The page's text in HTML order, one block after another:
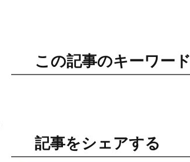
この記事のキーワード
記事をシェアする